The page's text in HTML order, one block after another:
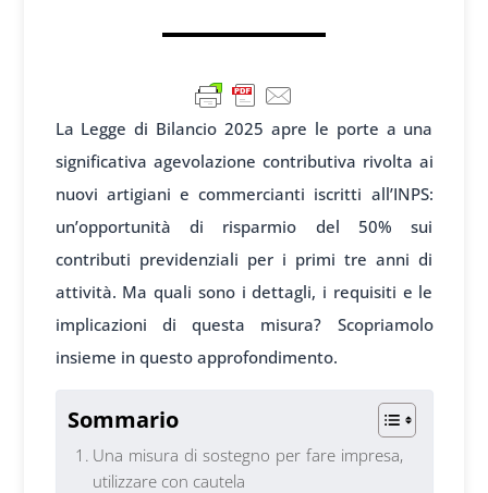
La Legge di Bilancio 2025 apre le porte a una
significativa agevolazione contributiva rivolta ai
nuovi artigiani e commercianti iscritti all’INPS:
un’opportunità di risparmio del 50% sui
contributi previdenziali per i primi tre anni di
attività. Ma quali sono i dettagli, i requisiti e le
implicazioni di questa misura? Scopriamolo
insieme in questo approfondimento.
Sommario
Una misura di sostegno per fare impresa,
utilizzare con cautela